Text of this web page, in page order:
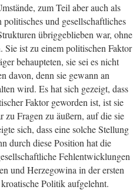
zum Teil aber auch als
und gesellschaftliches
übriggeblieben war, ohne
Sie ist zu einem politischen Faktor
behaupteten, sie sei es nicht
davon, denn sie gewann an
wird. Es hat sich gezeigt, dass
Faktor geworden ist, ist sie
zu Fragen zu äußern, auf die sie
sich, dass eine solche Stellung
durch diese Position hat die
Fehlentwicklungen
und Herzegowina in der ersten
Politik aufgelehnt.